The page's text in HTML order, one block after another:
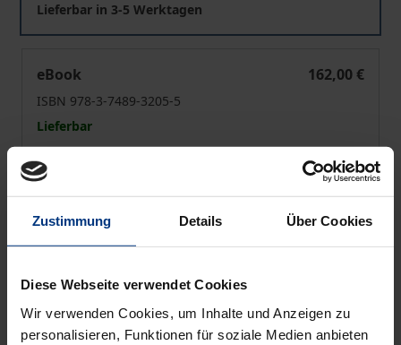
Zustimmung Details Über Cookies
Diese Webseite verwendet Cookies
Wir verwenden Cookies, um Inhalte und Anzeigen zu
personalisieren, Funktionen für soziale Medien anbieten
Lieferbar in 3-5 Werktagen
eBook
162,00 €
ISBN 978-3-7489-3205-5
Lieferbar
Preisangaben inkl. MwSt. Abhängig von der Lieferadresse
Zur Wunschliste hinzufügen
Hinweise zu Versandkosten